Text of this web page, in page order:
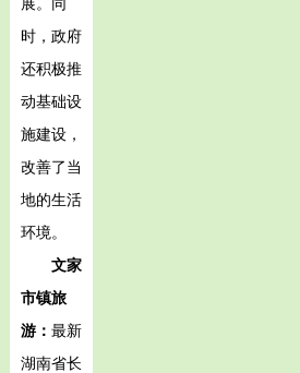
时，政府
还积极推
动基础设
施建设，
改善了当
地的生活
环境。
文家
市镇旅
游： 最新
湖南省长